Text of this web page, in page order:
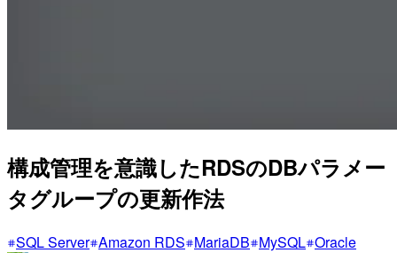
構成管理を意識したRDSのDBパラメー
タグループの更新作法
SQL Server Amazon RDS MariaDB MySQL Oracle